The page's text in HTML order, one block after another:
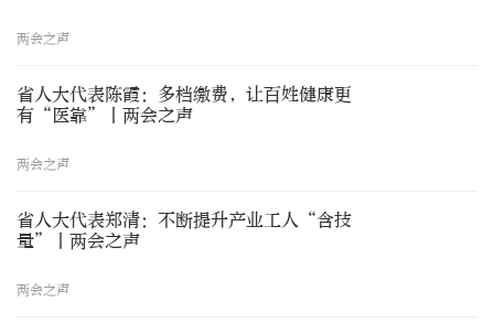
两会之声
省人大代表陈霞：多档缴费，让百姓健康更
有“医靠”丨两会之声
两会之声
省人大代表郑清：不断提升产业工人“含技
量”丨两会之声
两会之声